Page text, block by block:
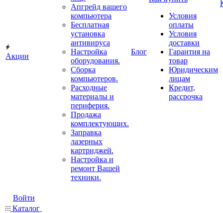
Акции
Апгрейд вашего
компьютера
Бесплатная
установка
антивируса
Настройка
оборудования.
Сборка
компьютеров.
Расходные
материалы и
периферия.
Продажа
комплектующих.
Заправка
лазерных
картриджей.
Настройка и
ремонт Вашей
техники.
Блог
Условия
оплаты
Условия
доставки
Гарантия на
товар
Юридическим
лицам
Кредит,
рассрочка
Войти
Каталог